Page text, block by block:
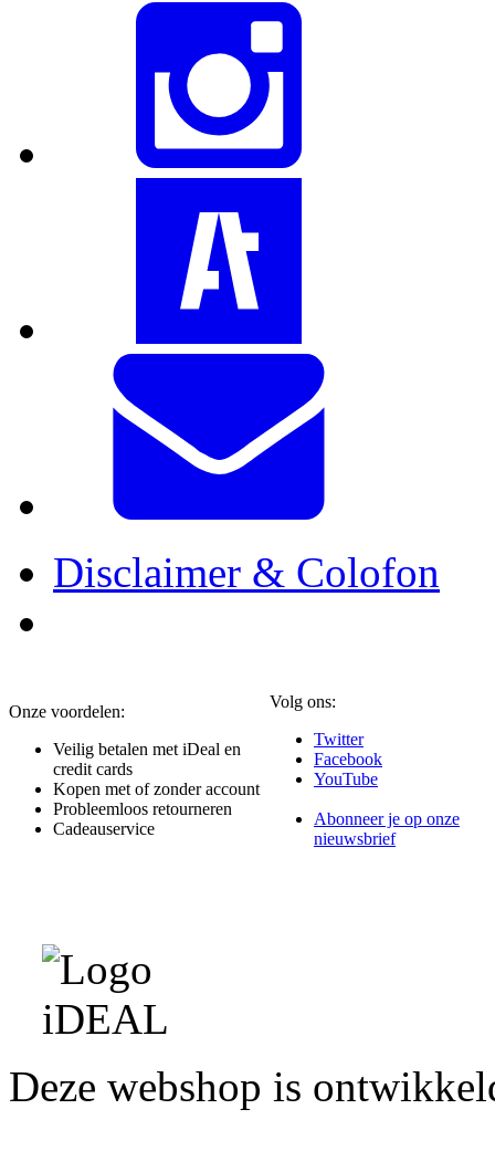
Disclaimer & Colofon
Onze voordelen:
Veilig betalen met iDeal en
credit cards
Kopen met of zonder account
Probleemloos retourneren
Cadeauservice
Volg ons:
Twitter
Facebook
YouTube
Abonneer je op onze
nieuwsbrief
Deze webshop is